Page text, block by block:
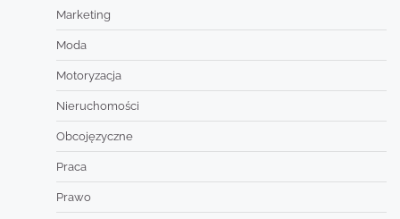
Marketing
Moda
Motoryzacja
Nieruchomości
Obcojęzyczne
Praca
Prawo